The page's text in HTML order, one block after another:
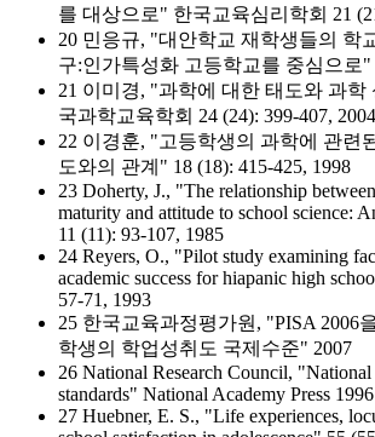
를 대상으로" 한국교육심리학회 21
20 민응규, "대안학교 재학생들의 학
구:인가특성화 고등학교를 중심으로"
21 이미경, "과학에 대한 태도와 과
국과학교육학회 24 (24): 399-407, 2004
22 이경훈, "고등학생의 과학에 관련
도와의 관계" 18 (18): 415-425, 1998
23 Doherty, J., "The relationship
maturity and attitude to school science:
11 (11): 93-107, 1985
24 Reyers, O., "Pilot study examining
academic success for hiapanic high
57-71, 1993
25 한국교육과정평가원, "PISA 2006
학생의 학업성취도 국제수준" 2007
26 National Research Council, "National
standards" National Academy Press 1996
27 Huebner, E. S., "Life experiences,